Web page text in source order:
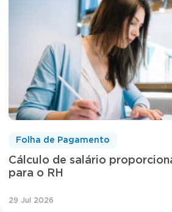
Cálculo de salário
para o RH
Folha de Pagamento
29 Jul 2026